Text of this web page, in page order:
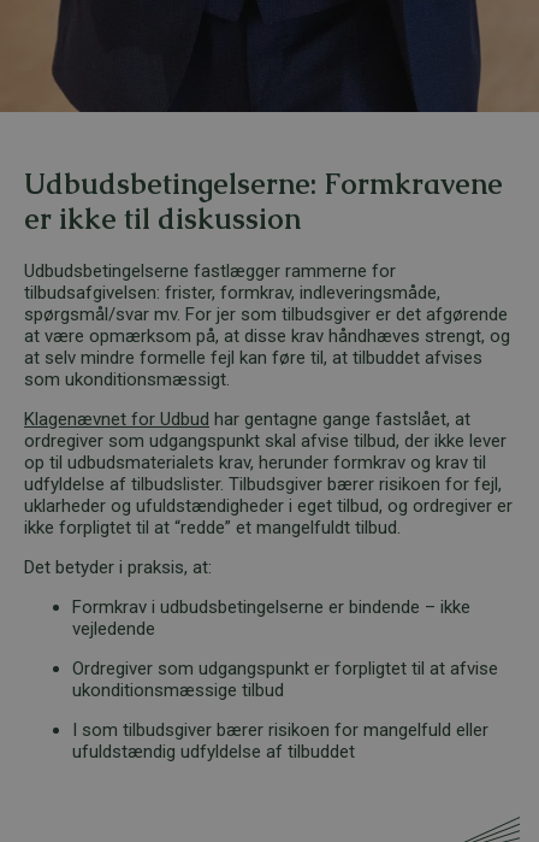
Udbudsbetingelserne: Formkravene
er ikke til diskussion
Udbudsbetingelserne fastlægger rammerne for
tilbudsafgivelsen: frister, formkrav, indleveringsmåde,
spørgsmål/svar mv. For jer som tilbudsgiver er det afgørende
at være opmærksom på, at disse krav håndhæves strengt, og
at selv mindre formelle fejl kan føre til, at tilbuddet afvises
som ukonditionsmæssigt.
Klagenævnet for Udbud har gentagne gange fastslået, at
ordregiver som udgangspunkt skal afvise tilbud, der ikke lever
op til udbudsmaterialets krav, herunder formkrav og krav til
udfyldelse af tilbudslister. Tilbudsgiver bærer risikoen for fejl,
uklarheder og ufuldstændigheder i eget tilbud, og ordregiver er
ikke forpligtet til at “redde” et mangelfuldt tilbud.
Det betyder i praksis, at:
Formkrav i udbudsbetingelserne er bindende – ikke
vejledende
Ordregiver som udgangspunkt er forpligtet til at afvise
ukonditionsmæssige tilbud
I som tilbudsgiver bærer risikoen for mangelfuld eller
ufuldstændig udfyldelse af tilbuddet